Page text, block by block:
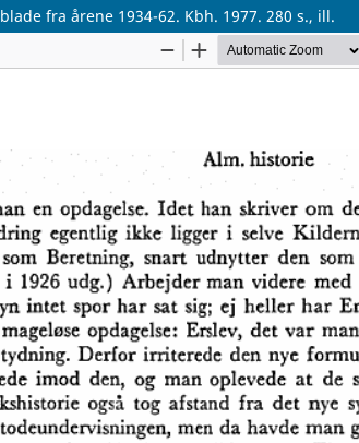
fra årene 1934-62. Kbh. 1977. 280 s., ill.